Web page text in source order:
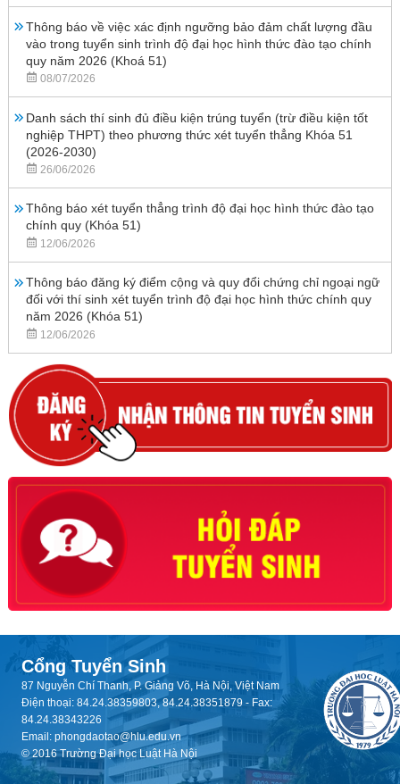
Thông báo về việc xác định ngưỡng bảo đảm chất lượng đầu
vào trong tuyển sinh trình độ đại học hình thức đào tạo chính
quy năm 2026 (Khoá 51)
08/07/2026
Danh sách thí sinh đủ điều kiện trúng tuyển (trừ điều kiện tốt
nghiệp THPT) theo phương thức xét tuyển thẳng Khóa 51
(2026-2030)
26/06/2026
Thông báo xét tuyển thẳng trình độ đại học hình thức đào tạo
chính quy (Khóa 51)
12/06/2026
Thông báo đăng ký điểm cộng và quy đổi chứng chỉ ngoại ngữ
đối với thí sinh xét tuyển trình độ đại học hình thức chính quy
năm 2026 (Khóa 51)
12/06/2026
Cổng Tuyển Sinh
87 Nguyễn Chí Thanh, P. Giảng Võ, Hà Nội, Việt Nam
Điện thoại: 84.24.38359803, 84.24.38351879 - Fax:
84.24.38343226
Email: phongdaotao@hlu.edu.vn
© 2016 Trường Đại học Luật Hà Nội